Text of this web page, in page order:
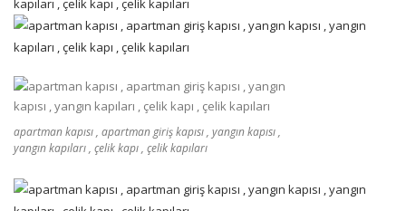
apartman kapısı , apartman giriş kapısı , yangın kapısı ,
yangın kapıları , çelik kapı , çelik kapıları